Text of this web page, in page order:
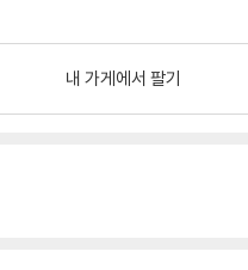
내 가게에서 팔기